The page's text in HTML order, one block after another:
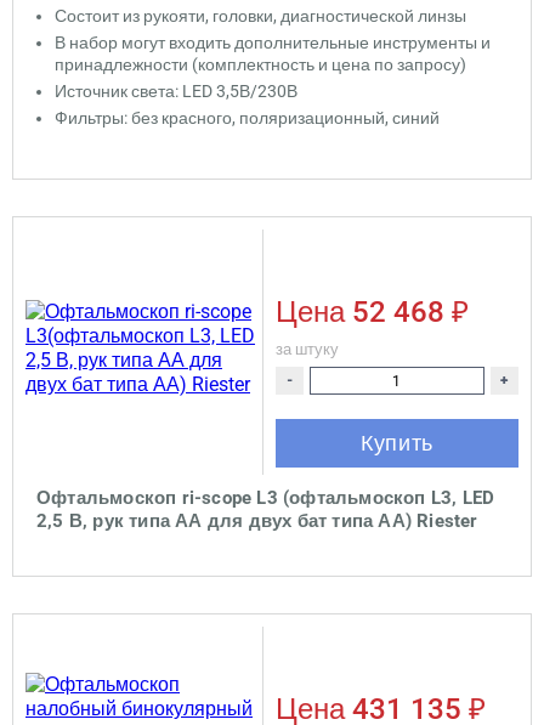
Состоит из рукояти, головки, диагностической линзы
В набор могут входить дополнительные инструменты и
принадлежности (комплектность и цена по запросу)
Источник света: LED 3,5В/230В
Фильтры: без красного, поляризационный, синий
Офтальмоскоп ri-scope L3 (офтальмоскоп L3, LED
2,5 В, рук типа АА для двух бат типа АА) Riester
Цена 52 468 ₽
за штуку
- +
Купить
Цена431 135 ₽